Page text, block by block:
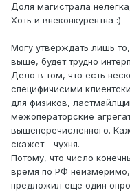
Доля магистрала
Хоть и внеконкурентна :)
Могу утверждать лишь
выше, будет трудно
Дело в том, что есть
специфичисими
для физиков,
межоператорские
вышеперечисленного.
скажет - чухня.
Потому, что число
время по РФ
предложил еще один